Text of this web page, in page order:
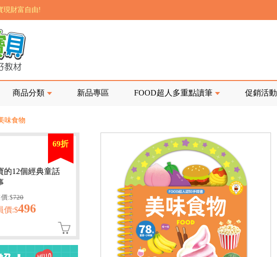
訂單成立三天內通知客服 寄回發票需附上回郵郵票
募中~
看『海外購物流程說明』
暨FOOD超人企業總部」目前正興建中!
現財富自由!
看『海外購物流程說明』
商品分類 新品專區 FOOD超人多重點讀筆 促銷活動
味食物
69折
的12個經典童話
:$720
價:$496